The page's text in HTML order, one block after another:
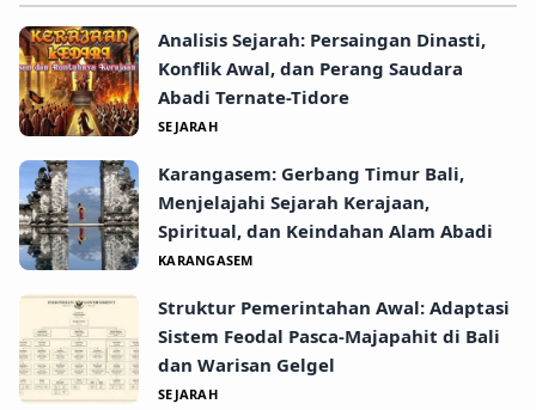
Analisis Sejarah: Persaingan Dinasti,
Konflik Awal, dan Perang Saudara
Abadi Ternate-Tidore
SEJARAH
Karangasem: Gerbang Timur Bali,
Menjelajahi Sejarah Kerajaan,
Spiritual, dan Keindahan Alam Abadi
KARANGASEM
Struktur Pemerintahan Awal: Adaptasi
Sistem Feodal Pasca-Majapahit di Bali
dan Warisan Gelgel
SEJARAH